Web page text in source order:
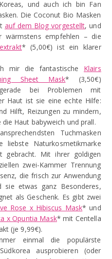
und auch ich bin Fan
Die Coconut Bio Masken
auf dem Blog vorgestellt, und
empfehlen – die
* (5,00€) ist ein klarer
mir die fantastische Klairs
Sheet Mask* (3,50€)
bei Problemen mit
Haut ist sie eine echte Hilfe:
Hilft, Reizungen zu mindern,
Haut babyweich und prall.
Tuchmasken
Naturkosmetikmarke
gebracht. Mit ihrer goldigen
zwei-Kammer Trennung
die frisch zur Anwendung
sie etwas ganz Besonderes,
als Geschenk. Es gibt zwei
Rose x Hibiscus Mask* und
x Opuntia Mask* mit Centella
(je 9,99€).
einmal die populärste
ausprobieren (oder